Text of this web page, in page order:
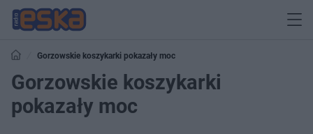
Gorzowskie koszykarki pokazały moc
Gorzowskie koszykarki
pokazały moc